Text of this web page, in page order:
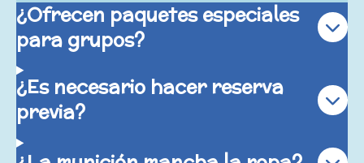
¿Ofrecen paquetes especiales
para grupos?
¿Es necesario hacer reserva
previa?